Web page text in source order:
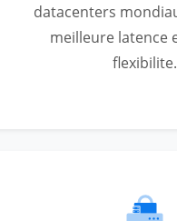
datacenters
meilleure latence
flexibilite.